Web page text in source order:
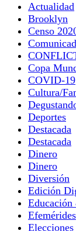
Actualidad
Brooklyn
Censo
Copa
COVID-19
Cultura/
Deportes
Destacada
Destacada
Dinero
Dinero
Diversión
Edición
Educación
Efemérides